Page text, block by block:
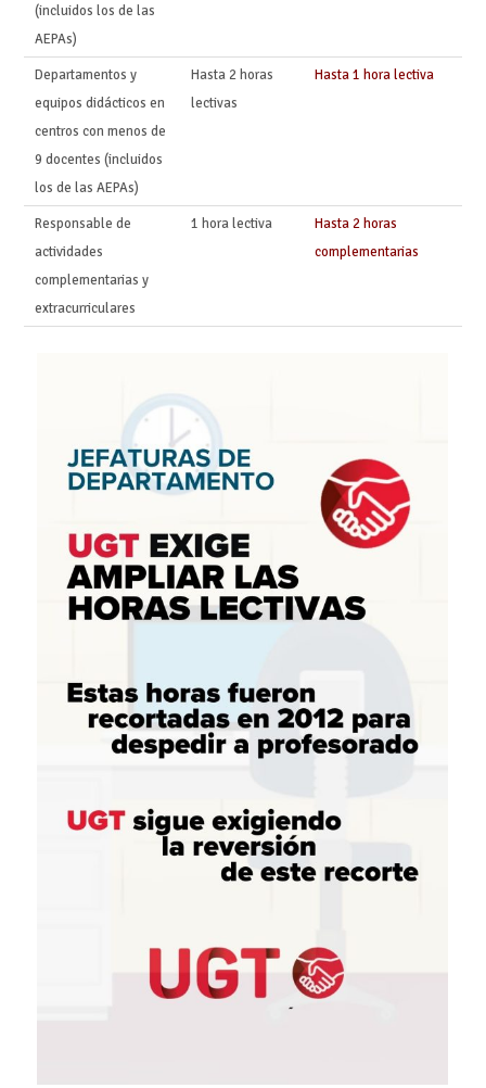
(incluidos los de las
AEPAs)
Departamentos y
equipos didácticos en
centros con menos de
9 docentes (incluidos
los de las AEPAs)
Hasta 2 horas
lectivas
Hasta 1 hora lectiva
Responsable de
actividades
complementarias y
extracurriculares
1 hora lectiva
Hasta 2 horas
complementarias